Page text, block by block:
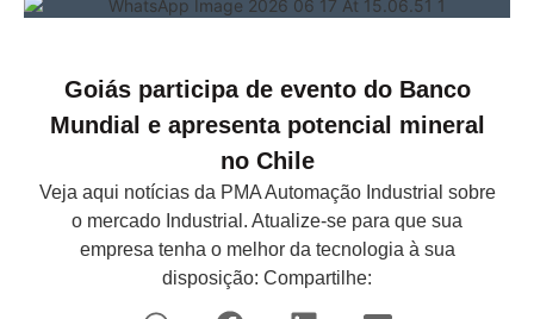
Goiás participa de evento do Banco
Mundial e apresenta potencial mineral
no Chile
Veja aqui notícias da PMA Automação Industrial sobre
o mercado Industrial. Atualize-se para que sua
empresa tenha o melhor da tecnologia à sua
disposição: Compartilhe: